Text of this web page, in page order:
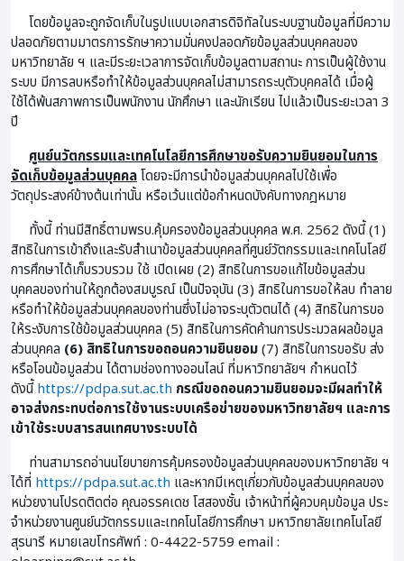
โดยข้อมูลจะถูกจัดเก็บในรูปแบบเอกสารดิจิทัลในระบบฐานข้อมูลที่มีความ
ปลอดภัยตามมาตรการรักษาความมั่นคงปลอดภัยข้อมูลส่วนบุคคลของ
มหาวิทยาลัย ฯ และมีระยะเวลาการจัดเก็บข้อมูลตามสถานะ การเป็นผู้ใช้งาน
ระบบ มีการลบหรือทำให้ข้อมูลส่วนบุคคลไม่สามารถระบุตัวบุคคลได้ เมื่อผู้
ใช้ได้พ้นสภาพการเป็นพนักงาน นักศึกษา และนักเรียน ไปแล้วเป็นระยะเวลา 3
ปี
ศูนย์นวัตกรรมและเทคโนโลยีการศึกษาขอรับความยินยอมในการ
จัดเก็บข้อมูลส่วนบุคคลโดยจะมีการนำข้อมูลส่วนบุคคลไปใช้เพื่อ
วัตถุประสงค์ข้างต้นเท่านั้น หรือเว้นแต่ข้อกำหนดบังคับทางกฎหมาย
ทั้งนี้ ท่านมีสิทธิ์ตามพรบ.คุ้มครองข้อมูลส่วนบุคคล พ.ศ. 2562 ดังนี้ (1)
สิทธิในการเข้าถึงและรับสำเนาข้อมูลส่วนบุคคลที่ศูนย์วัตกรรมและเทคโนโลยี
การศึกษาได้เก็บรวบรวม ใช้ เปิดเผย (2) สิทธิในการขอแก้ไขข้อมูลส่วน
บุคคลของท่านให้ถูกต้องสมบูรณ์ เป็นปัจจุบัน (3) สิทธิในการขอให้ลบ ทำลาย
หรือทำให้ข้อมูลส่วนบุคคลของท่านซึ่งไม่อาจระบุตัวตนได้ (4) สิทธิในการขอ
ให้ระงับการใช้ข้อมูลส่วนบุคคล (5) สิทธิในการคัดค้านการประมวลผลข้อมูล
ส่วนบุคคล (6) สิทธิในการขอถอนความยินยอม(7) สิทธิในการขอรับ ส่ง
หรือโอนข้อมูลส่วน ได้ตามช่องทางออนไลน์ ที่มหาวิทยาลัยฯ กำหนดไว้
ดังนี้ https://pdpa.sut.ac.th กรณีขอถอนความยินยอมจะมีผลทำให้
อาจส่งกระทบต่อการใช้งานระบบเครือข่ายของมหาวิทยาลัยฯ และการ
เข้าใช้ระบบสารสนเทศบางระบบได้
ท่านสามารถอ่านนโยบายการคุ้มครองข้อมูลส่วนบุคคลของมหาวิทยาลัย ฯ
ได้ที่ https://pdpa.sut.ac.th และหากมีเหตุเกี่ยวกับข้อมูลส่วนบุคคลของ
หน่วยงานโปรดติดต่อ คุณอรรคเดช โสสองชั้น เจ้าหน้าที่ผู้ควบคุมข้อมูล ประ
จําหน่วยงานศูนย์นวัตกรรมและเทคโนโลยีการศึกษา มหาวิทยาลัยเทคโนโลยี
สุรนารี หมายเลขโทรศัพท์ : 0-4422-5759 email :